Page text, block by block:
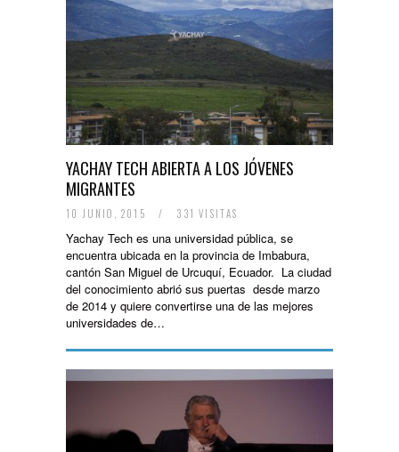
YACHAY TECH ABIERTA A LOS JÓVENES
MIGRANTES
10 JUNIO, 2015 / 331 VISITAS
Yachay Tech es una universidad pública, se
encuentra ubicada en la provincia de Imbabura,
cantón San Miguel de Urcuquí, Ecuador. La ciudad
del conocimiento abrió sus puertas desde marzo
de 2014 y quiere convertirse una de las mejores
universidades de…